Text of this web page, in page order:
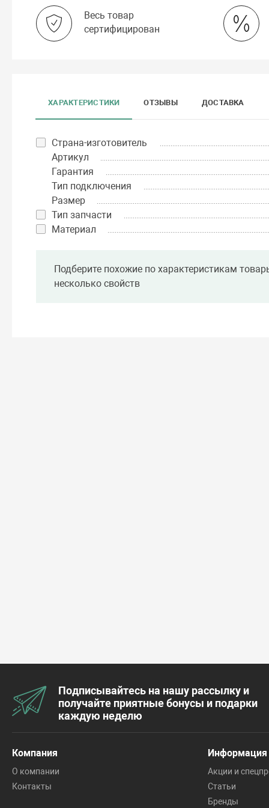
Весь товар
сертифицирован
ХАРАКТЕРИСТИКИ ОТЗЫВЫ ДОСТАВКА
Страна-изготовитель
Артикул
Гарантия
Тип подключения
Размер
Тип запчасти
Материал
Подберите похожие по характеристикам
несколько свойств
Подписывайтесь на нашу рассылку и
получайте приятные бонусы и подарки
каждую неделю
Компания
О компании
Контакты
Информация
Акции и
Статьи
Бренды